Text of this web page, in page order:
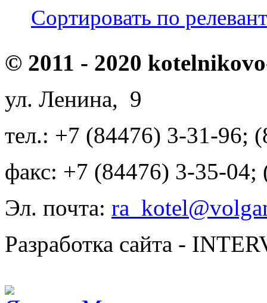
Сортировать по
© 2011 - 2020
ул. Ленина, 9
тел.: +7 (84476) 3-31-96;
факс: +7 (84476) 3-35-04;
Эл. почта:
Разработка сайта -